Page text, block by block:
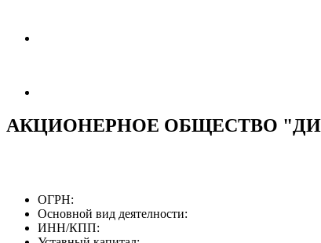
АКЦИОНЕРНОЕ ОБЩЕСТВО
ОГРН:
Основной вид деятелности:
ИНН/КПП: